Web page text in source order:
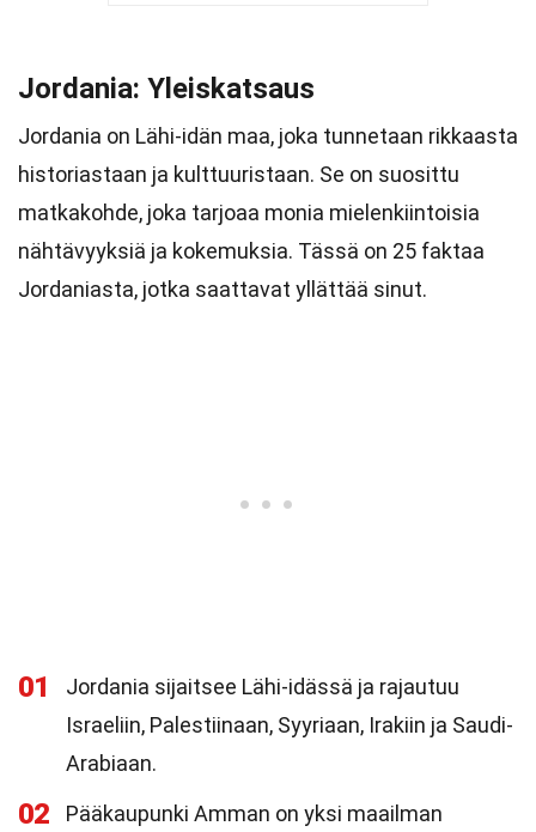
Jordania: Yleiskatsaus
Jordania on Lähi-idän maa, joka tunnetaan rikkaasta
historiastaan ja kulttuuristaan. Se on suosittu
matkakohde, joka tarjoaa monia mielenkiintoisia
nähtävyyksiä ja kokemuksia. Tässä on 25 faktaa
Jordaniasta, jotka saattavat yllättää sinut.
01
Jordania sijaitsee Lähi-idässä ja rajautuu
Israeliin, Palestiinaan, Syyriaan, Irakiin ja Saudi-
Arabiaan.
02
Pääkaupunki Amman on yksi maailman